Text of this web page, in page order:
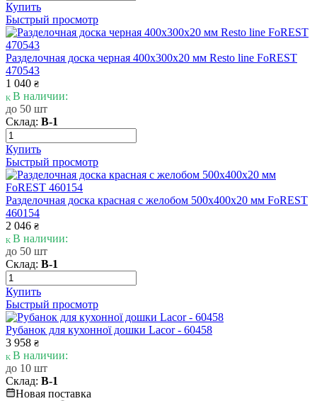
Купить
Быстрый просмотр
Разделочная доска черная 400х300х20 мм Resto line FoREST
470543
1 040 ₴
В наличии:
до 50 шт
Склад: В-1
Купить
Быстрый просмотр
Разделочная доска красная с желобом 500х400х20 мм FoREST
460154
2 046 ₴
В наличии:
до 50 шт
Склад: В-1
Купить
Быстрый просмотр
Рубанок для кухонної дошки Lacor - 60458
3 958 ₴
В наличии:
до 10 шт
Склад: В-1
Новая поставка